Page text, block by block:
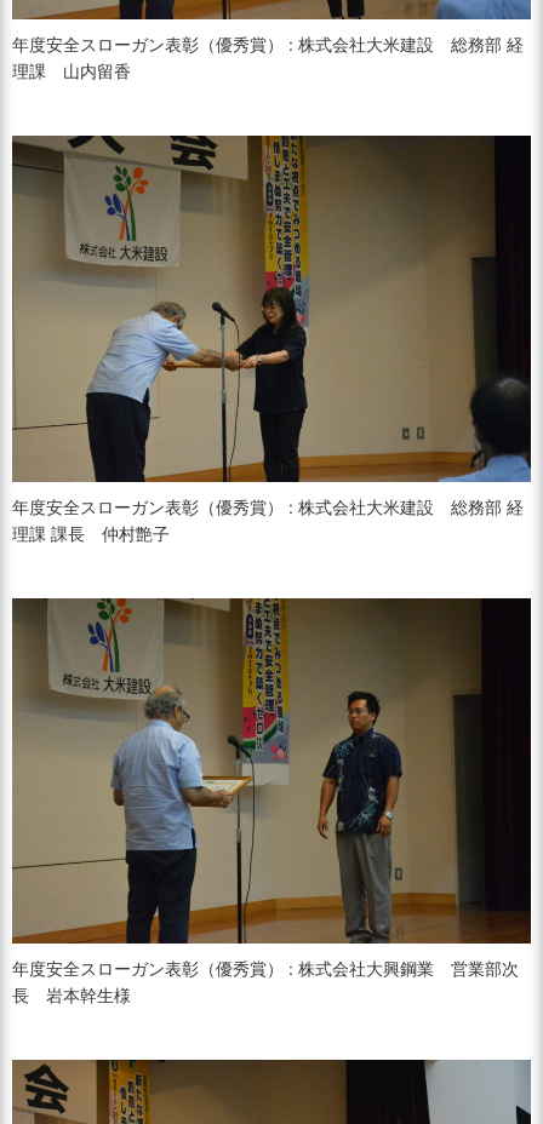
年度安全スローガン表彰（優秀賞） : 株式会社大米建設 総務部 経
理課 山内留香
年度安全スローガン表彰（優秀賞） : 株式会社大米建設 総務部 経
理課 課長 仲村艶子
年度安全スローガン表彰（優秀賞） : 株式会社大興鋼業 営業部次
長 岩本幹生様